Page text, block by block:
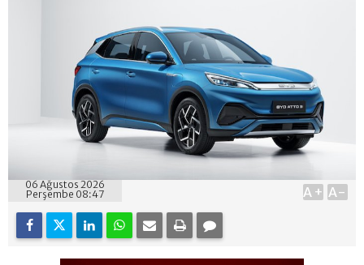
06 Ağustos 2026
Perşembe 08:47
A+ A-